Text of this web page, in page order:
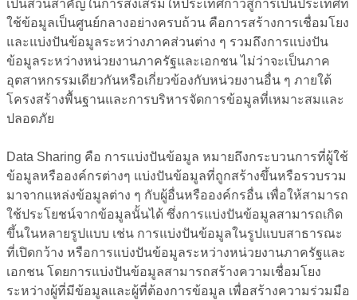
เป็นส่วนสำคัญในการส่งเสริมให้ประเทศก้าวสู่การเป็นประเทศที่
ใช้ข้อมูลเป็นศูนย์กลางอย่างครบถ้วน คือการสร้างการเชื่อมโยง
และแบ่งปันข้อมูลระหว่างภาคส่วนต่าง ๆ รวมถึงการแบ่งปัน
ข้อมูลระหว่างหน่วยงานภาครัฐและเอกชน ไม่ว่าจะเป็นภาค
อุตสาหกรรมเดียวกันหรือเกี่ยวข้องกับหน่วยงานอื่น ๆ ภายใต้
โครงสร้างพื้นฐานและการบริหารจัดการข้อมูลที่เหมาะสมและ
ปลอดภัย
Data Sharing คือ การแบ่งปันข้อมูล หมายถึงกระบวนการที่ผู้ใช้
ข้อมูลหรือองค์กรต่างๆ แบ่งปันข้อมูลที่ถูกสร้างขึ้นหรือรวบรวม
มาจากแหล่งข้อมูลต่าง ๆ กับผู้อื่นหรือองค์กรอื่น เพื่อให้สามารถ
ใช้ประโยชน์จากข้อมูลนั้นได้ ซึ่งการแบ่งปันข้อมูลสามารถเกิด
ขึ้นในหลายรูปแบบ เช่น การแบ่งปันข้อมูลในรูปแบบสาธารณะ
ที่เปิดกว้าง หรือการแบ่งปันข้อมูลระหว่างหน่วยงานภาครัฐและ
เอกชน โดยการแบ่งปันข้อมูลสามารถสร้างความเชื่อมโยง
ระหว่างผู้ที่มีข้อมูลและผู้ที่ต้องการข้อมูล เพื่อสร้างความร่วมมือ